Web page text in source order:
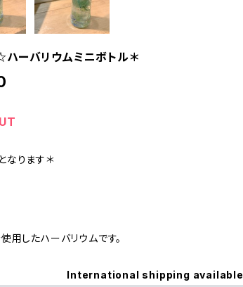
ーバリウムミニボトル＊
なります＊
用したハーバリウムです。
International shipping available